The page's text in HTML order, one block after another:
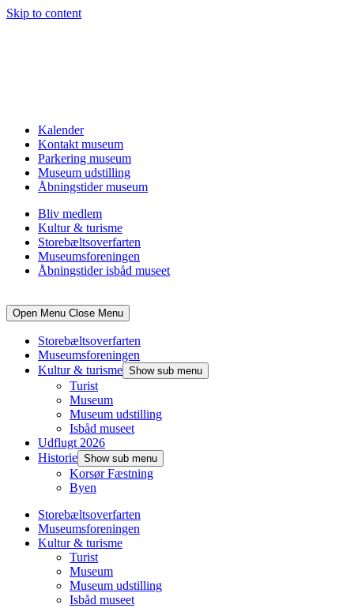
Skip to content
Kalender
Kontakt museum
Parkering museum
Museum udstilling
Åbningstider museum
Bliv medlem
Kultur & turisme
Storebæltsoverfarten
Museumsforeningen
Åbningstider isbåd museet
Open Menu Close Menu
Storebæltsoverfarten
Museumsforeningen
Kultur & turisme Show sub menu
Turist
Museum
Museum udstilling
Isbåd museet
Udflugt 2026
Historie Show sub menu
Korsør Fæstning
Byen
Storebæltsoverfarten
Museumsforeningen
Kultur & turisme
Turist
Museum
Museum udstilling
Isbåd museet